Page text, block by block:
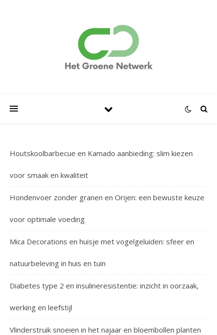
Houtskoolbarbecue en Kamado aanbieding: slim kiezen
voor smaak en kwaliteit
Hondenvoer zonder granen en Orijen: een bewuste keuze
voor optimale voeding
Mica Decorations en huisje met vogelgeluiden: sfeer en
natuurbeleving in huis en tuin
Diabetes type 2 en insulineresistentie: inzicht in oorzaak,
werking en leefstijl
Vlinderstruik snoeien in het najaar en bloembollen planten